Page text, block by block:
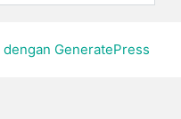
dengan GeneratePress